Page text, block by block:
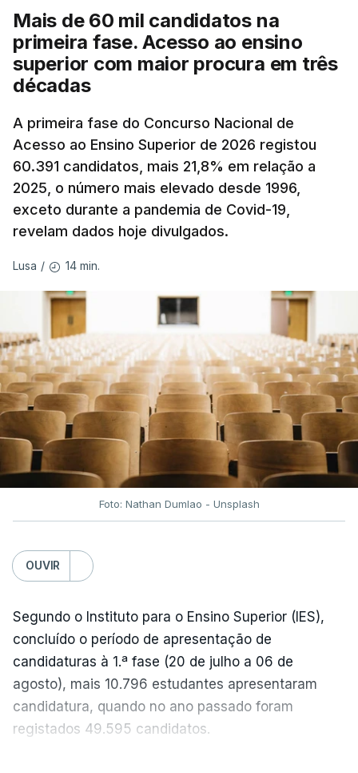
Mais de 60 mil candidatos na
primeira fase. Acesso ao ensino
superior com maior procura em três
décadas
A primeira fase do Concurso Nacional de
Acesso ao Ensino Superior de 2026 registou
60.391 candidatos, mais 21,8% em relação a
2025, o número mais elevado desde 1996,
exceto durante a pandemia de Covid-19,
revelam dados hoje divulgados.
Lusa / 14 min.
Foto: Nathan Dumlao - Unsplash
OUVIR
Segundo o Instituto para o Ensino Superior (IES),
concluído o período de apresentação de
candidaturas à 1.ª fase (20 de julho a 06 de
agosto), mais 10.796 estudantes apresentaram
candidatura, quando no ano passado foram
registados 49.595 candidatos.